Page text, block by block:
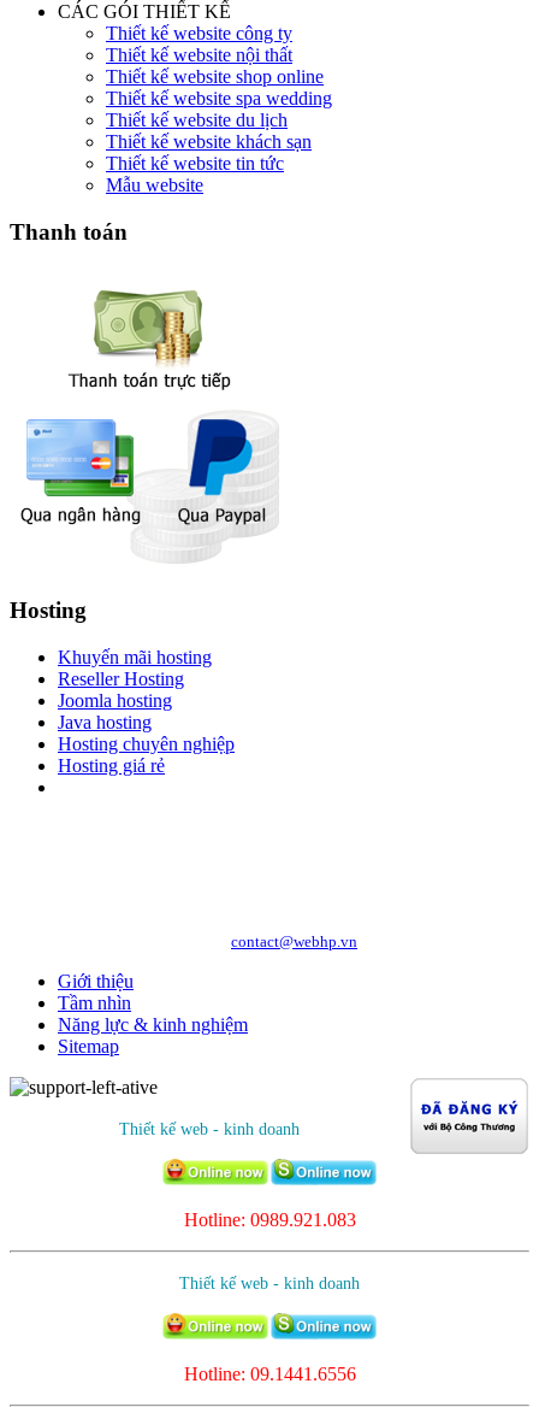
CÁC GÓI THIẾT KẾ
Thiết kế website công ty
Thiết kế website nội thất
Thiết kế website shop online
Thiết kế website spa wedding
Thiết kế website du lịch
Thiết kế website khách sạn
Thiết kế website tin tức
Mẫu website
Thanh toán
Hosting
Khuyến mãi hosting
Reseller Hosting
Joomla hosting
Java hosting
Hosting chuyên nghiệp
Hosting giá rẻ
contact@webhp.vn
Giới thiệu
Tầm nhìn
Năng lực & kinh nghiệm
Sitemap
Thiết kế web - kinh doanh
Hotline: 0989.921.083
Thiết kế web - kinh doanh
Hotline: 09.1441.6556